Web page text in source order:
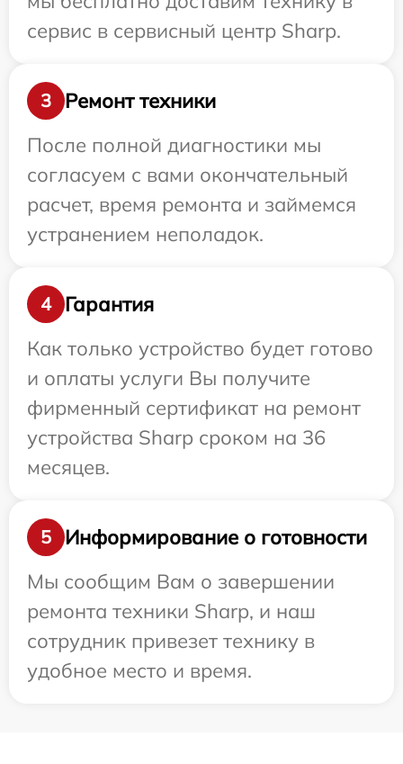
сервис в сервисный центр Sharp.
3
Ремонт техники
После полной диагностики мы
согласуем с вами окончательный
расчет, время ремонта и займемся
устранением неполадок.
4
Гарантия
Как только устройство будет готово
и оплаты услуги Вы получите
фирменный сертификат на ремонт
устройства Sharp сроком на 36
месяцев.
5
Информирование о готовности
Мы сообщим Вам о завершении
ремонта техники Sharp, и наш
сотрудник привезет технику в
удобное место и время.